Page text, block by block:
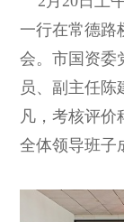
一行在常德路
会。市国资委
员、副主任陈
凡，考核评价
全体领导班子